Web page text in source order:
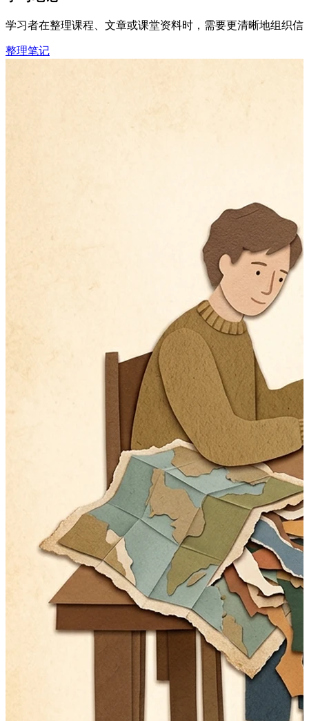
学习者在整理课程、文章或课堂资料时，需要更清晰地组织
整理笔记